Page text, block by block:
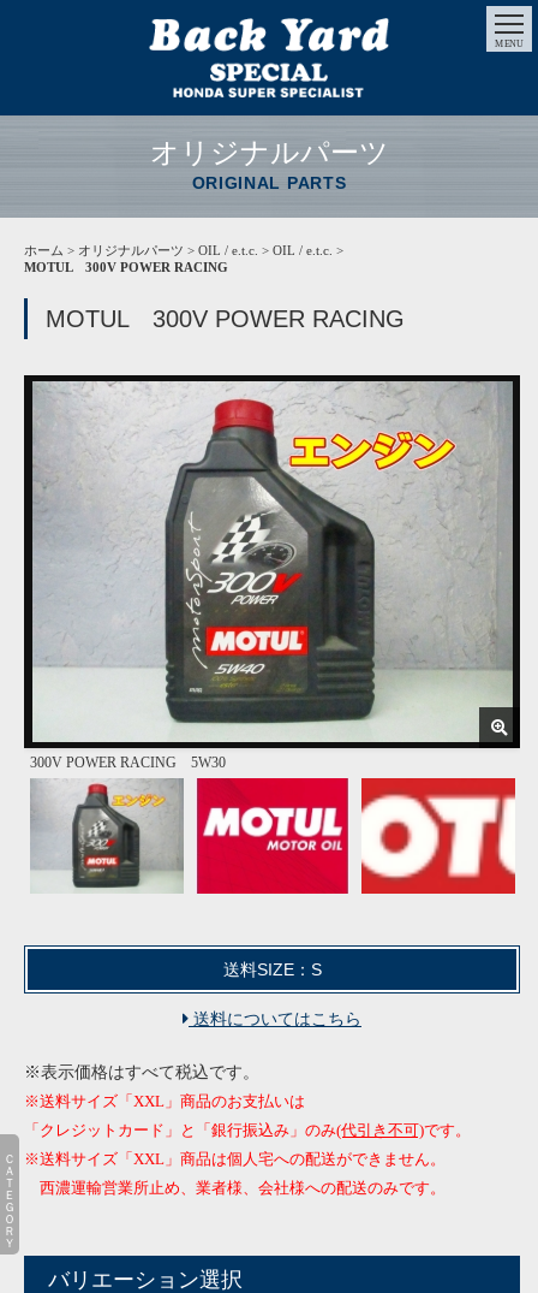
MENU
オリジナルパーツ
ORIGINAL PARTS
ホーム > オリジナルパーツ > OIL / e.t.c. > OIL / e.t.c. >
MOTUL 300V POWER RACING
MOTUL 300V POWER RACING
300V POWER RACING 5W30
送料SIZE：S
送料についてはこちら
※表示価格はすべて税込です。
※送料サイズ「XXL」商品のお支払いは
「クレジットカード」と「銀行振込み」のみ(代引き不可)です。
※送料サイズ「XXL」商品は個人宅への配送ができません。
西濃運輸営業所止め、業者様、会社様への配送のみです。
バリエーション選択
ＣＡＴＥＧＯＲＹ